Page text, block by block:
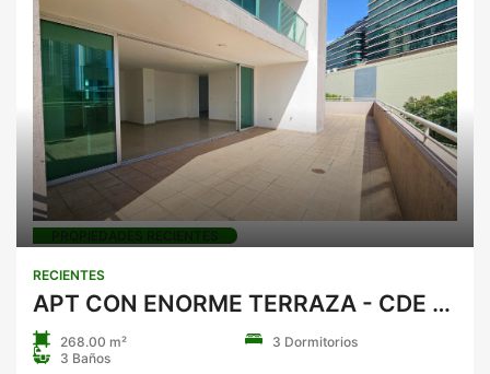
PROPIEDADES RECIENTES
RECIENTES
APT CON ENORME TERRAZA - CDE - SEVILLA - 268 M2
268.00 m²
3 Dormitorios
3 Baños